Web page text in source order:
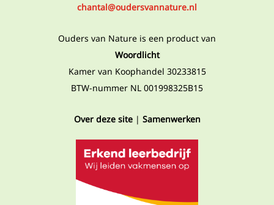
chantal@oudersvannature.nl
Ouders van Nature is een product van
Woordlicht
Kamer van Koophandel 30233815
BTW-nummer NL 001998325B15
Over deze site| Samenwerken